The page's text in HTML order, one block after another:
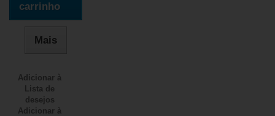
carrinho
Mais
Adicionar à
Lista de
desejos
Adicionar à